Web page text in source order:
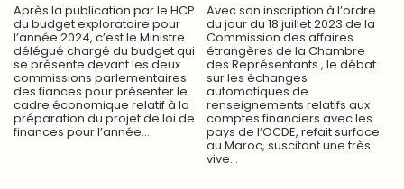
​Après la publication par le HCP
du budget exploratoire pour
l’année 2024, c’est le Ministre
délégué chargé du budget qui
se présente devant les deux
commissions parlementaires
des fiances pour présenter le
cadre économique relatif à la
préparation du projet de loi de
finances pour l’année...
Avec son inscription à l’ordre
du jour du 18 juillet 2023 de la
Commission des affaires
étrangères de la Chambre
des Représentants , le débat
sur les échanges
automatiques de
renseignements relatifs aux
comptes financiers avec les
pays de l’OCDE, refait surface
au Maroc, suscitant une très
vive...